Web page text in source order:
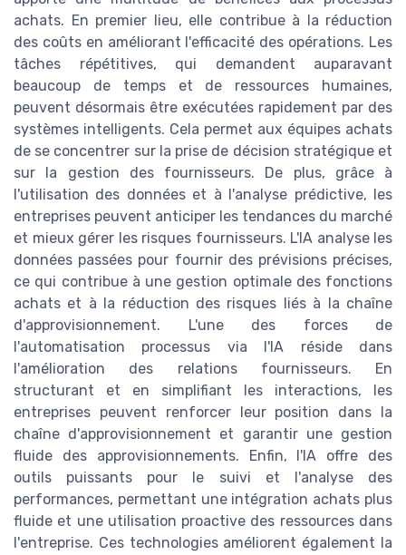
achats. En premier lieu, elle contribue à la réduction
des coûts en améliorant l'efficacité des opérations. Les
tâches répétitives, qui demandent auparavant
beaucoup de temps et de ressources humaines,
peuvent désormais être exécutées rapidement par des
systèmes intelligents. Cela permet aux équipes achats
de se concentrer sur la prise de décision stratégique et
sur la gestion des fournisseurs. De plus, grâce à
l'utilisation des données et à l'analyse prédictive, les
entreprises peuvent anticiper les tendances du marché
et mieux gérer les risques fournisseurs. L'IA analyse les
données passées pour fournir des prévisions précises,
ce qui contribue à une gestion optimale des fonctions
achats et à la réduction des risques liés à la chaîne
d'approvisionnement. L'une des forces de
l'automatisation processus via l'IA réside dans
l'amélioration des relations fournisseurs. En
structurant et en simplifiant les interactions, les
entreprises peuvent renforcer leur position dans la
chaîne d'approvisionnement et garantir une gestion
fluide des approvisionnements. Enfin, l'IA offre des
outils puissants pour le suivi et l'analyse des
performances, permettant une intégration achats plus
fluide et une utilisation proactive des ressources dans
l'entreprise. Ces technologies améliorent également la